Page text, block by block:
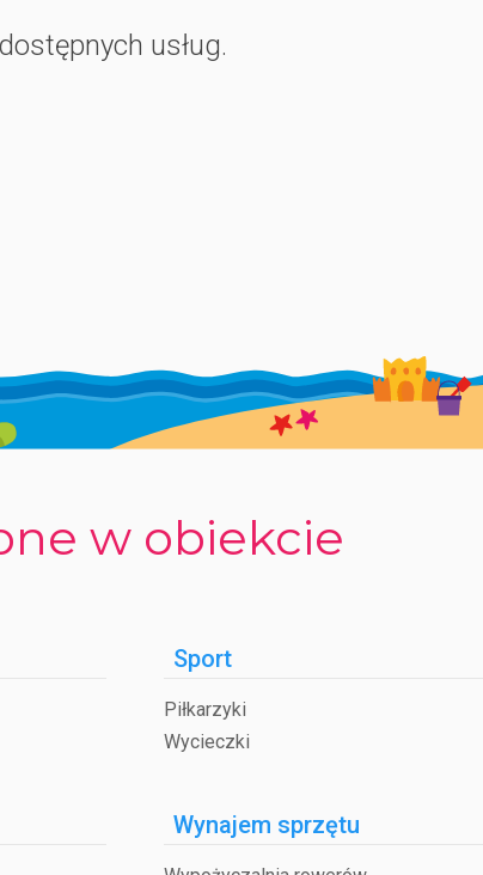
usług.
w obiekcie
Sport
Piłkarzyki
Wycieczki
Wynajem sprzętu